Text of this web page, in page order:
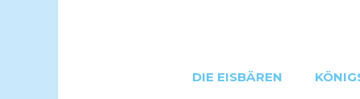
DIE EISBÄREN